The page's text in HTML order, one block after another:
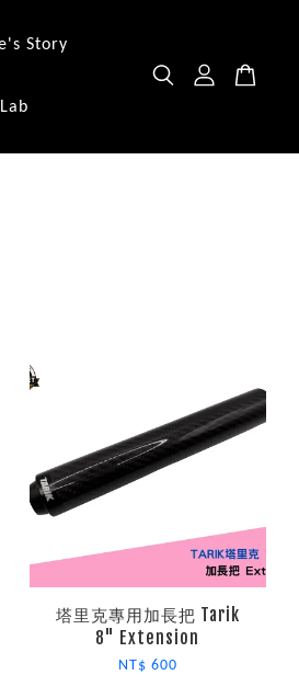
Story
塔里克專用加長把 Tarik
8" Extension
NT$ 600